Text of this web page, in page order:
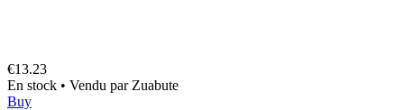
€13.23
En stock • Vendu par Zuabute
Buy